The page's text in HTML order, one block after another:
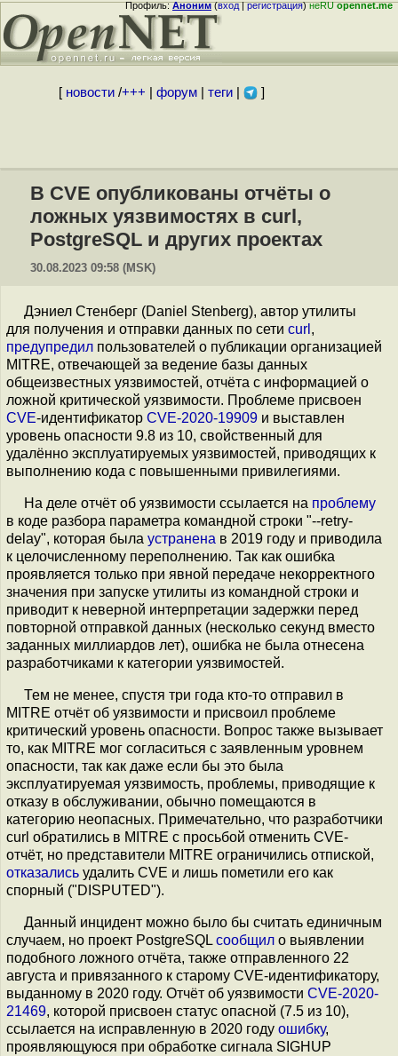
Профиль:Аноним(вход|регистрация)неRUopennet.me
[ новости/+++ форум| теги| ]
В CVE опубликованы отчёты о
ложных уязвимостях в curl,
PostgreSQL и других проектах
30.08.2023 09:58 (MSK)
Дэниел Cтенберг (Daniel Stenberg), автор утилиты
для получения и отправки данных по сети curl ,
предупредил пользователей о публикации организацией
MITRE, отвечающей за ведение базы данных
общеизвестных уязвимостей, отчёта с информацией о
ложной критической уязвимости. Проблеме присвоен
CVE-идентификатор CVE-2020-19909 и выставлен
уровень опасности 9.8 из 10, свойственный для
удалённо эксплуатируемых уязвимостей, приводящих к
выполнению кода с повышенными привилегиями.
На деле отчёт об уязвимости ссылается на проблему
в коде разбора параметра командной строки "--retry-
delay", которая была устранена в 2019 году и приводила
к целочисленному переполнению. Так как ошибка
проявляется только при явной передаче некорректного
значения при запуске утилиты из командной строки и
приводит к неверной интерпретации задержки перед
повторной отправкой данных (несколько секунд вместо
заданных миллиардов лет), ошибка не была отнесена
разработчиками к категории уязвимостей.
Тем не менее, спустя три года кто-то отправил в
MITRE отчёт об уязвимости и присвоил проблеме
критический уровень опасности. Вопрос также вызывает
то, как MITRE мог согласиться с заявленным уровнем
опасности, так как даже если бы это была
эксплуатируемая уязвимость, проблемы, приводящие к
отказу в обслуживании, обычно помещаются в
категорию неопасных. Примечательно, что разработчики
curl обратились в MITRE с просьбой отменить CVE-
отчёт, но представители MITRE ограничились отпиской,
отказались удалить CVE и лишь пометили его как
спорный ("DISPUTED").
Данный инцидент можно было бы считать единичным
случаем, но проект PostgreSQL сообщил о выявлении
подобного ложного отчёта, также отправленного 22
августа и привязанного к старому CVE-идентификатору,
выданному в 2020 году. Отчёт об уязвимости CVE-2020-
21469, которой присвоен статус опасной (7.5 из 10),
ссылается на исправленную в 2020 году ошибку,
проявляющуюся при обработке сигнала SIGHUP